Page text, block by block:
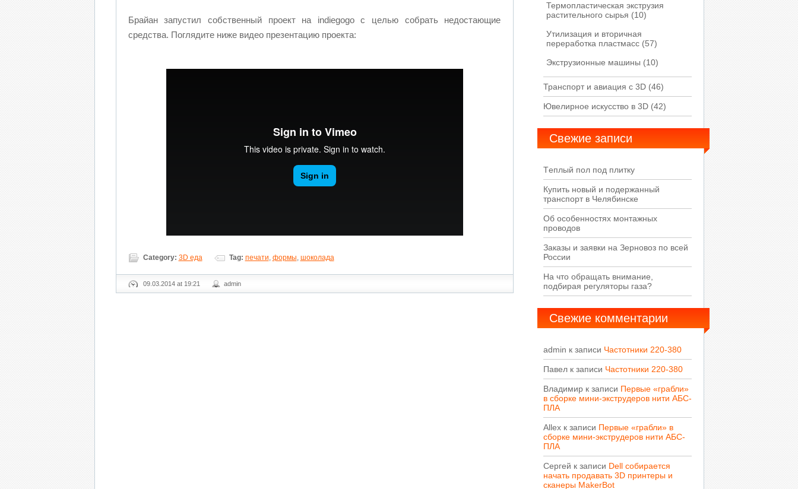
Брайан запустил собственный проект на indiegogo с целью собрать недостающие
средства. Поглядите ниже видео презентацию проекта:
Category: 3D еда Tag: печати, формы, шоколада
09.03.2014 at 19:21 admin
Термопластическая экструзия
растительного сырья (10)
Утилизация и вторичная
переработка пластмасс(57)
Экструзионные машины (10)
Транспорт и авиация с 3D(46)
Ювелирное искусство в 3D(42)
Свежие записи
Tеплый пол под плитку
Купить новый и подержанный
транспорт в Челябинске
Об особенностях монтажных
проводов
Заказы и заявки на Зерновоз по всей
России
На что обращать внимание,
подбирая регуляторы газа?
Свежие комментарии
admin к записи Частотники 220-380
Павелк записи Частотники 220-380
Владимирк записи Первые «грабли»
в сборке мини-экструдеров нити АБС-
ПЛА
Allexк записи Первые «грабли» в
сборке мини-экструдеров нити АБС-
ПЛА
Сергей к записи Dell собирается
начать продавать 3D принтеры и
сканеры MakerBot